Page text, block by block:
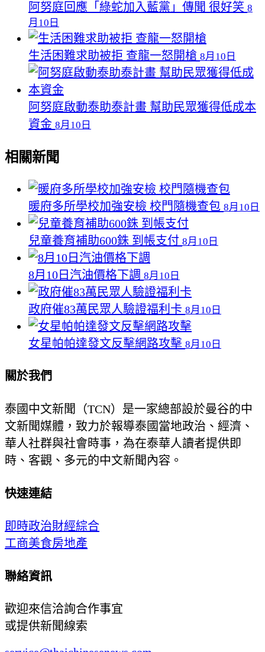
阿努庭回應「綠蛇加入藍黨」傳聞 很好笑 8
月10日
生活困難求助被拒 查龍一怒開槍 8月10日
阿努庭啟動泰助泰計畫 幫助民眾獲得低成本
資金 8月10日
相關新聞
暖府多所學校加強安檢 校門隨機查包 8月10日
兒童養育補助600銖 到帳支付 8月10日
8月10日汽油價格下調 8月10日
政府催83萬民眾人驗證福利卡 8月10日
女星帕帕達發文反擊網路攻擊 8月10日
關於我們
泰國中文新聞（TCN）是一家總部設於曼谷的中
文新聞媒體，致力於報導泰國當地政治、經濟、
華人社群與社會時事，為在泰華人讀者提供即
時、客觀、多元的中文新聞內容。
快速連結
即時政治財經綜合
工商美食房地產
聯絡資訊
歡迎來信洽詢合作事宜
或提供新聞線索